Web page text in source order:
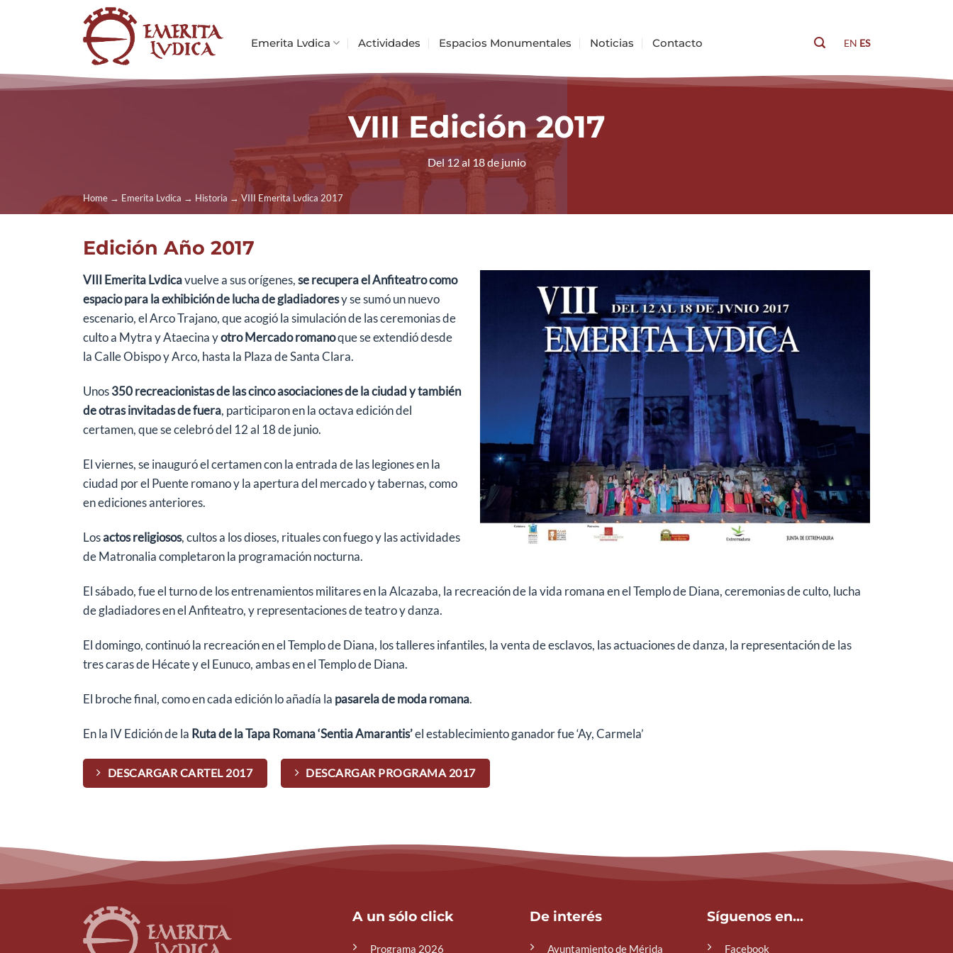
Emerita Lvdica Actividades Espacios Monumentales Noticias Contacto
Buscar
EN ES
VIII Edición 2017
Del 12 al 18 de junio
Home → Emerita Lvdica → Historia → VIII Emerita Lvdica 2017
Edición Año 2017
VIII Emerita Lvdicavuelve a sus orígenes,se recupera el Anfiteatro como
espacio para la exhibición de lucha de gladiadoresy se sumó un nuevo
escenario, el Arco Trajano, que acogió la simulación de las ceremonias de
culto a Mytra y Ataecina yotro Mercado romanoque se extendió desde
la Calle Obispo y Arco, hasta la Plaza de Santa Clara.
Unos350 recreacionistas de las cinco asociaciones de la ciudad y también
de otras invitadas de fuera, participaron en la octava edición del
certamen, que se celebró del 12 al 18 de junio.
El viernes, se inauguró el certamen con la entrada de las legiones en la
ciudad por el Puente romano y la apertura del mercado y tabernas, como
en ediciones anteriores.
Losactos religiosos, cultos a los dioses, rituales con fuego y las actividades
de Matronalia completaron la programación nocturna.
El sábado, fue el turno de los entrenamientos militares en la Alcazaba, la recreación de la vida romana en el Templo de Diana, ceremonias de culto, lucha
de gladiadores en el Anfiteatro, y representaciones de teatro y danza.
El domingo, continuó la recreación en el Templo de Diana, los talleres infantiles, la venta de esclavos, las actuaciones de danza, la representación de las
tres caras de Hécate y el Eunuco, ambas en el Templo de Diana.
El broche final, como en cada edición lo añadía la pasarela de moda romana.
En la IV Edición de la Ruta de la Tapa Romana ‘Sentia Amarantis’el establecimiento ganador fue ‘Ay, Carmela’
DESCARGAR CARTEL 2017 DESCARGAR PROGRAMA 2017
A un sólo click
Programa 2026
De interés
Ayuntamiento de Mérida
Síguenos en...
Facebook